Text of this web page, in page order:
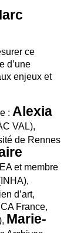
ce
d’une
enjeux et
: Alexia
VAL),
de Rennes
et membre
INHA),
d’art,
France,
Marie-